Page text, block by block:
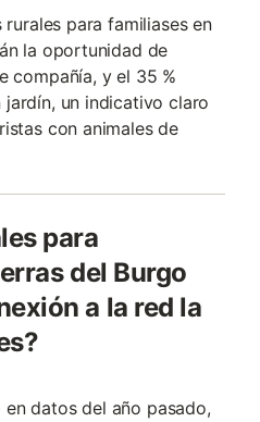
rurales para familiases en
la oportunidad de
compañía, y el 35 %
un indicativo claro
con animales de
para
del Burgo
a la red la
en datos del año pasado,